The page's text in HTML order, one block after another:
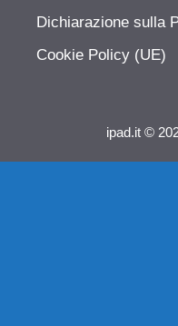
Dichiarazione sulla
Cookie Policy (UE)
ipad.it ©